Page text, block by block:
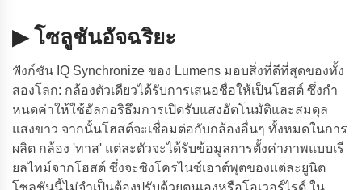
▶ โซลูชันอัจฉริยะ
ฟังก์ชัน IQ Synchronize ของ Lumens มอบสิ่งที่ดีที่สุดของทั้ง
สองโลก: กล้องตัวเดียวได้รับการเสนอชื่อให้เป็นโฮสต์ ซึ่งกํา
หนดค่าให้ใช้อัลกอริธึมการเปิดรับแสงอัตโนมัติและสมดุล
แสงขาว จากนั้นโฮสต์จะเชื่อมต่อกับกล้องอื่นๆ ทั้งหมดในการ
ผลิต กล้อง 'ทาส' แต่ละตัวจะได้รับข้อมูลการตั้งค่าภาพแบบเรี
ยลไทม์จากโฮสต์ ซึ่งจะซิงโครไนซ์เอาต์พุตของแต่ละยูนิต